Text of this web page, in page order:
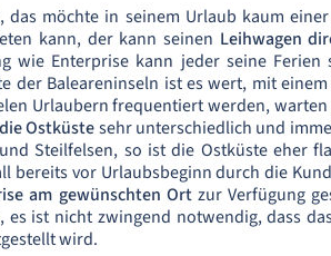
möchte in seinem Urlaub kaum
kann, der kann seinen Leihwagen
wie Enterprise kann jeder seine
der Baleareninseln ist es wert, mit
Urlaubern frequentiert werden,
Ostküstesehr unterschiedlich und
Steilfelsen, so ist die Ostküste eher
bereits vor Urlaubsbeginn durch die
am gewünschten Ortzur Verfügung
ist nicht zwingend notwendig, dass
wird.